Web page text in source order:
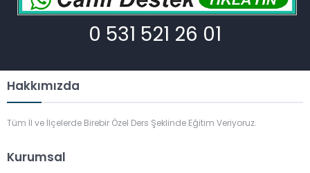
0 531 521 26 01
Hakkımızda
Tüm İl ve İlçelerde Birebir Özel Ders Şeklinde Eğitim Veriyoruz.
Kurumsal